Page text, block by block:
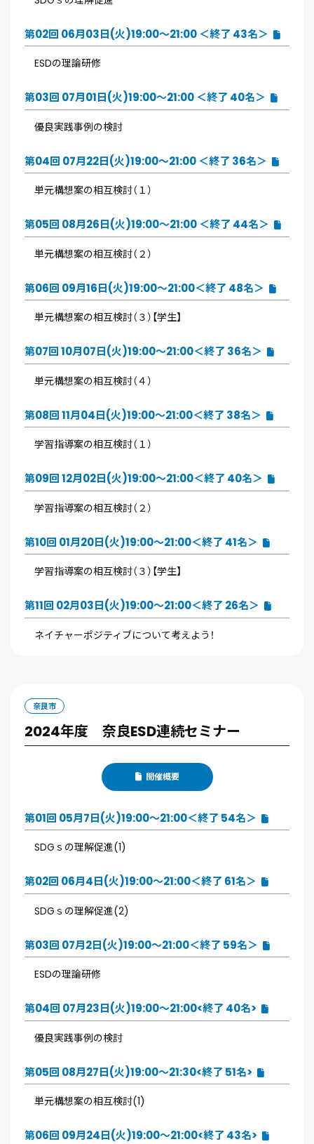
第02回 06月03日(火)19:00～21:00 ＜終了 43名＞
ESDの理論研修
第03回 07月01日(火)19:00～21:00 ＜終了 40名＞
優良実践事例の検討
第04回 07月22日(火)19:00～21:00 ＜終了 36名＞
単元構想案の相互検討（１）
第05回 08月26日(火)19:00～21:00 ＜終了 44名＞
単元構想案の相互検討（２）
第06回 09月16日(火)19:00～21:00＜終了 48名＞
単元構想案の相互検討（３）【学生】
第07回 10月07日(火)19:00～21:00＜終了 36名＞
単元構想案の相互検討（４）
第08回 11月04日(火)19:00～21:00＜終了 38名＞
学習指導案の相互検討（１）
第09回 12月02日(火)19:00～21:00＜終了 40名＞
学習指導案の相互検討（２）
第10回 01月20日(火)19:00～21:00＜終了 41名＞
学習指導案の相互検討（３）【学生】
第11回 02月03日(火)19:00～21:00＜終了 26名＞
ネイチャーポジティブについて考えよう！
奈良市
2024年度 奈良ESD連続セミナー
開催概要
第01回 05月7日(火)19:00～21:00＜終了 54名＞
SDGｓの理解促進(1)
第02回 06月4日(火)19:00～21:00＜終了 61名＞
SDGｓの理解促進(2)
第03回 07月2日(火)19:00～21:00＜終了 59名＞
ESDの理論研修
第04回 07月23日(火)19:00～21:00<終了 40名>
優良実践事例の検討
第05回 08月27日(火)19:00～21:30<終了 51名>
単元構想案の相互検討(1)
第06回 09月24日(火)19:00～21:00<終了 43名>